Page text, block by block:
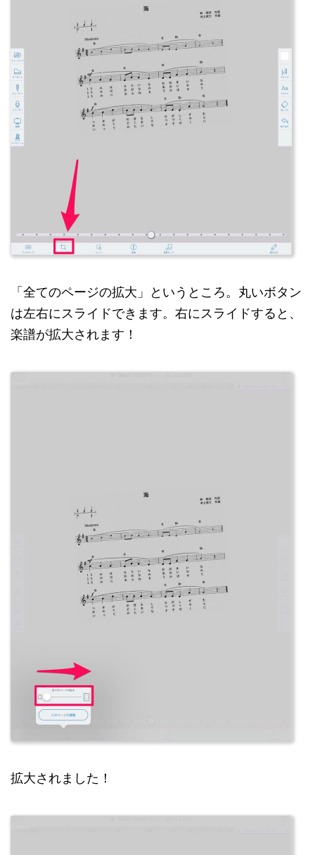
「全てのページの拡大」というところ。丸いボタン
は左右にスライドできます。右にスライドすると、
楽譜が拡大されます！
拡大されました！